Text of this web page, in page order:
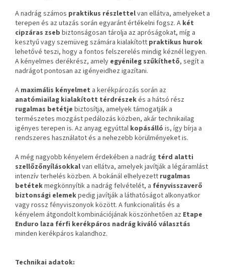
A nadrág számos praktikus részlettelvan ellátva, amelyeket a
terepen és az utazás során egyaránt értékelni fogsz. A két
cipzáras zseb biztonságosan tárolja az apróságokat, míg a
kesztyű vagy szemüveg számára kialakított praktikus hurok
lehetővé teszi, hogy a fontos felszerelés mindig kéznél legyen.
A kényelmes derékrész, amely egyénileg szűkíthető, segít a
nadrágot pontosan az igényeidhez igazítani.
A maximális kényelmet a kerékpározás során az
anatómiailag kialakított térdrészekés a hátsó rész
rugalmas betétje biztosítja, amelyek támogatják a
természetes mozgást pedálozás közben, akár technikailag
igényes terepen is. Az anyag egyúttal kopásálló is, így bírja a
rendszeres használatot és a nehezebb körülményeket is.
A még nagyobb kényelem érdekében a nadrág térd alatti
szellőzőnyílásokkalvan ellátva, amelyek javítják a légáramlást
intenzív terhelés közben. A bokánál elhelyezett rugalmas
betétekmegkönnyítik a nadrág felvételét, a fényvisszaverő
biztonsági elemekpedig javítják a láthatóságot alkonyatkor
vagy rossz fényviszonyok között. A funkcionalitás és a
kényelem átgondolt kombinációjának köszönhetően az Etape
Enduro laza férfi kerékpáros nadrág kiváló választás
minden kerékpáros kalandhoz.
Technikai adatok: